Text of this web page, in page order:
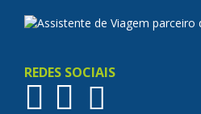
REDES SOCIAIS